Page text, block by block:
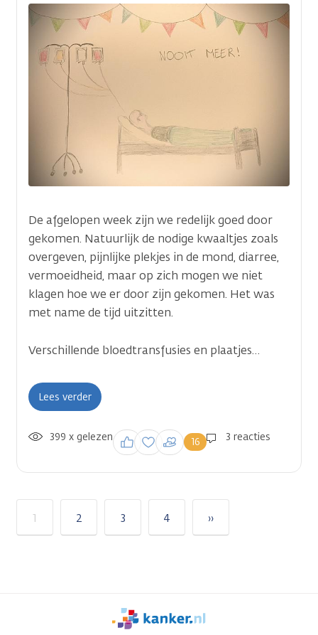
De afgelopen week zijn we redelijk goed door
gekomen. Natuurlijk de nodige kwaaltjes zoals
overgeven, pijnlijke plekjes in de mond, diarree,
vermoeidheid, maar op zich mogen we niet
klagen hoe we er door zijn gekomen. Het was
met name de tijd uitzitten.
Verschillende bloedtransfusies en plaatjes…
Lees verder
3 reacties
16
Inloggen om een
reactie te plaatsen
399 x gelezen
1 2 3 4 ››
Afbeelding(en)
Afbeelding(en)
Een afbeelding
Verticale
We